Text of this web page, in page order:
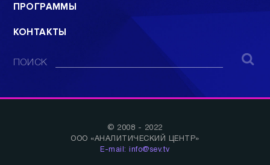
ПРОГРАММЫ
КОНТАКТЫ
ПОИСК
© 2008 - 2022
ООО «АНАЛИТИЧЕСКИЙ ЦЕНТР»
E-mail: info@sev.tv